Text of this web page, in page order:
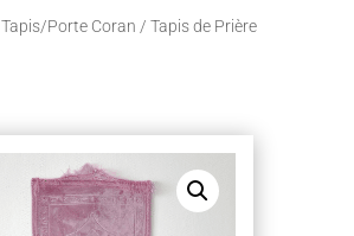
Tapis/Porte Coran / Tapis de Prière